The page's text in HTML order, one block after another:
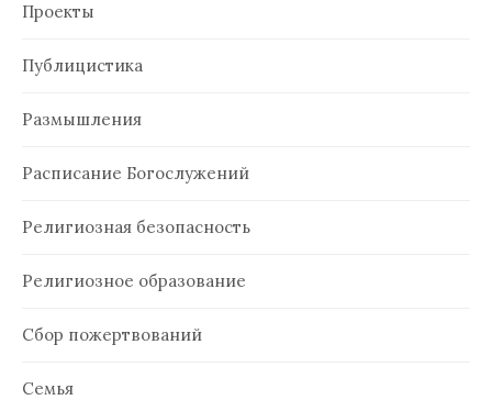
Проекты
Публицистика
Размышления
Расписание Богослужений
Религиозная безопасность
Религиозное образование
Сбор пожертвований
Семья